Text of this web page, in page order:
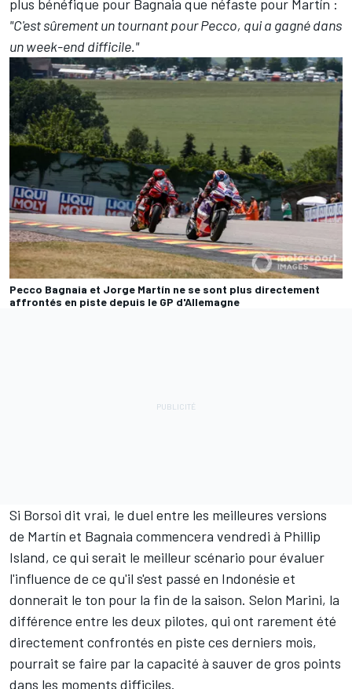
plus bénéfique pour Bagnaia que néfaste pour Martín :
"C'est sûrement un tournant pour Pecco, qui a gagné dans
un week-end difficile."
Pecco Bagnaia et Jorge Martín ne se sont plus directement
affrontés en piste depuis le GP d'Allemagne
Si Borsoi dit vrai, le duel entre les meilleures versions
de Martín et Bagnaia commencera vendredi à Phillip
Island, ce qui serait le meilleur scénario pour évaluer
l'influence de ce qu'il s'est passé en Indonésie et
donnerait le ton pour la fin de la saison. Selon Marini, la
différence entre les deux pilotes, qui ont rarement été
directement confrontés en piste ces derniers mois,
pourrait se faire par la capacité à sauver de gros points
dans les moments difficiles.